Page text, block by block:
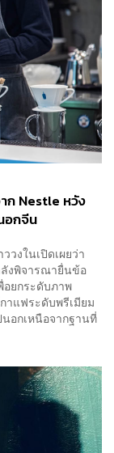
ก Nestle หวัง
อกจีน
วงในเปิดเผยว่า
งพิจารณายื่นข้อ
อยกระดับภาพ
าแฟระดับพรีเมียม
อกเหนือจากฐานที่